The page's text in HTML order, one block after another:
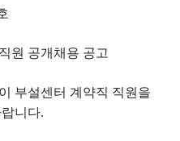
원 공개채용 공고
부설센터 계약직 직원을
니다.